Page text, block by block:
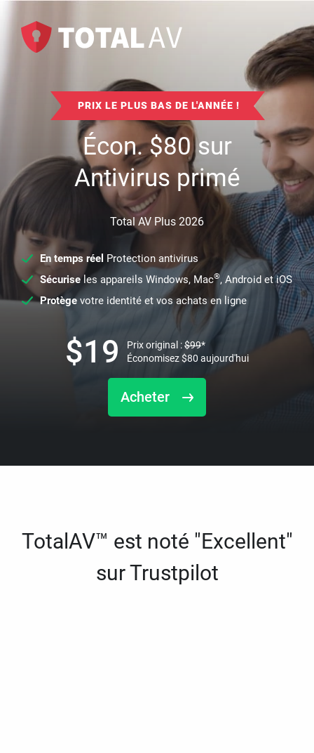
PRIX LE PLUS BAS DE L'ANNÉE !
Écon.$80sur
Antivirus primé
Total AV Plus 2026
En temps réel Protection antivirus
Sécuriseles appareils Windows, Mac®, Android et iOS
Protège votre identité et vos achats en ligne
Acheter
$19 Prix original :$99*
Économisez$80 aujourd'hui
TotalAV™ est noté "Excellent"
sur Trustpilot